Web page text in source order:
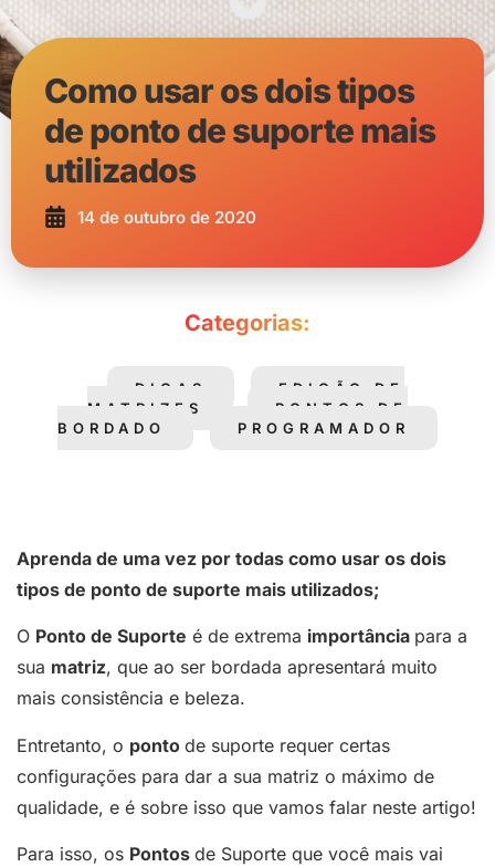
Como usar os dois tipos
de ponto de suporte mais
utilizados
14 de outubro de 2020
Categorias:
DICAS
EDIÇÃO DE
MATRIZES
PONTOS DE
BORDADO
PROGRAMADOR
Aprenda de uma vez por todas como usar os dois
tipos de ponto de suporte mais utilizados;
O Ponto de Suporte é de extrema importância para a
sua matriz, que ao ser bordada apresentará muito
mais consistência e beleza.
Entretanto, o ponto de suporte requer certas
configurações para dar a sua matriz o máximo de
qualidade, e é sobre isso que vamos falar neste artigo!
Para isso, os Pontos de Suporte que você mais vai